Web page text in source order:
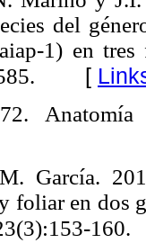
del
1) en tres
[
Anatomía
García.
foliar en dos
160.